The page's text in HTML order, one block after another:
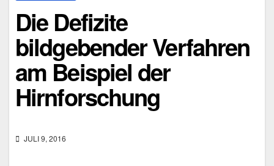
Die Defizite
bildgebender Verfahren
am Beispiel der
Hirnforschung
JULI 9, 2016